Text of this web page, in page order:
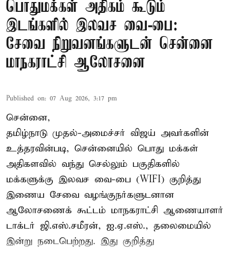
பொதுமக்கள் அதிகம் கூடும்
இடங்களில் இலவச வை-பை:
சேவை நிறுவனங்களுடன் சென்னை
மாநகராட்சி ஆலோசனை
Published on: 07 Aug 2026, 3:17 pm
சென்னை,
தமிழ்நாடு முதல்-அமைச்சர் விஜய் அவர்களின்
உத்தரவின்படி, சென்னையில் பொது மக்கள்
அதிகளவில் வந்து செல்லும் பகுதிகளில்
மக்களுக்கு இலவச வை-பை (WIFI) குறித்து
இணைய சேவை வழங்குநர்களுடனான
ஆலோசணைக் கூட்டம் மாநகராட்சி ஆணையாளர்
டாக்டர் ஜி.எஸ்.சமீரன், ஐ.ஏ.எஸ்., தலைமையில்
இன்று நடைபெற்றது. இது குறித்து